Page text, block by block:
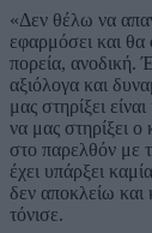
«Δεν θέλω να
εφαρμόσει και
πορεία, ανοδική.
αξιόλογα και
μας στηρίξει
να μας στηρίξει
στο παρελθόν με
έχει υπάρξει
δεν αποκλείω και
τόνισε.